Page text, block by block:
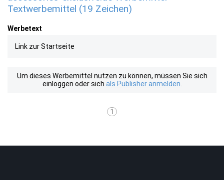
Textwerbemittel (19 Zeichen)
Werbetext
Link zur Startseite
Um dieses Werbemittel nutzen zu können, müssen Sie sich
einloggen oder sich als Publisher anmelden
1